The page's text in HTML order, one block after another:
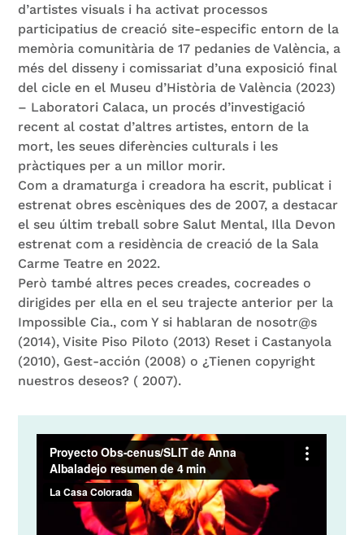
d’artistes visuals i ha activat processos
participatius de creació site-especific entorn de la
memòria comunitària de 17 pedanies de València, a
més del disseny i comissariat d’una exposició final
del cicle en el Museu d’Història de València (2023)
– Laboratori Calaca, un procés d’investigació
recent al costat d’altres artistes, entorn de la
mort, les seues diferències culturals i les
pràctiques per a un millor morir.
Com a dramaturga i creadora ha escrit, publicat i
estrenat obres escèniques des de 2007, a destacar
el seu últim treball sobre Salut Mental, Illa Devon
estrenat com a residència de creació de la Sala
Carme Teatre en 2022.
Però també altres peces creades, cocreades o
dirigides per ella en el seu trajecte anterior per la
Impossible Cia., com Y si hablaran de nosotr@s
(2014), Visite Piso Piloto (2013) Reset i Castanyola
(2010), Gest-acción (2008) o ¿Tienen copyright
nuestros deseos? ( 2007).